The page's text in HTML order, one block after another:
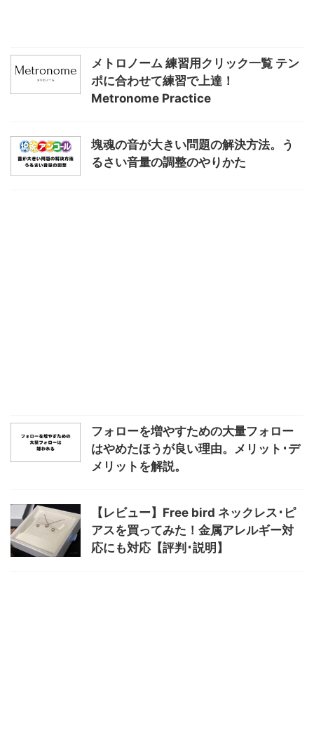
メトロノーム 練習用クリック一覧 テン
ポに合わせて練習で上達！
Metronome Practice
塊魂の音が大きい問題の解決方法。う
るさい音量の調整のやりかた
フォローを増やすための大量フォロー
はやめたほうが良い理由。メリット･デ
メリットを解説。
【レビュー】Free bird ネックレス･ピ
アスを買ってみた！金属アレルギー対
応にも対応【評判･説明】